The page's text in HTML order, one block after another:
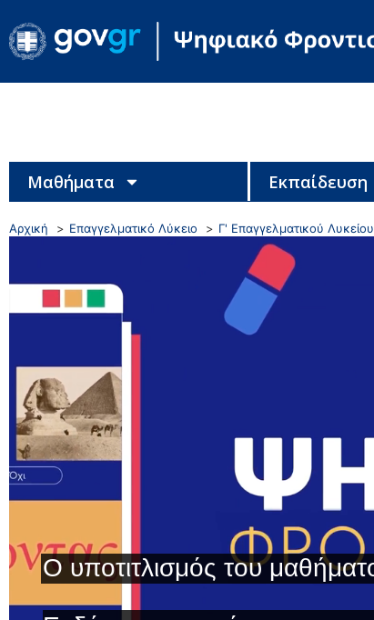
Μαθήματα Εκπαίδευση
Αρχική Επαγγελματικό Λύκειο Γ' Επαγγελματικού Λυκείου